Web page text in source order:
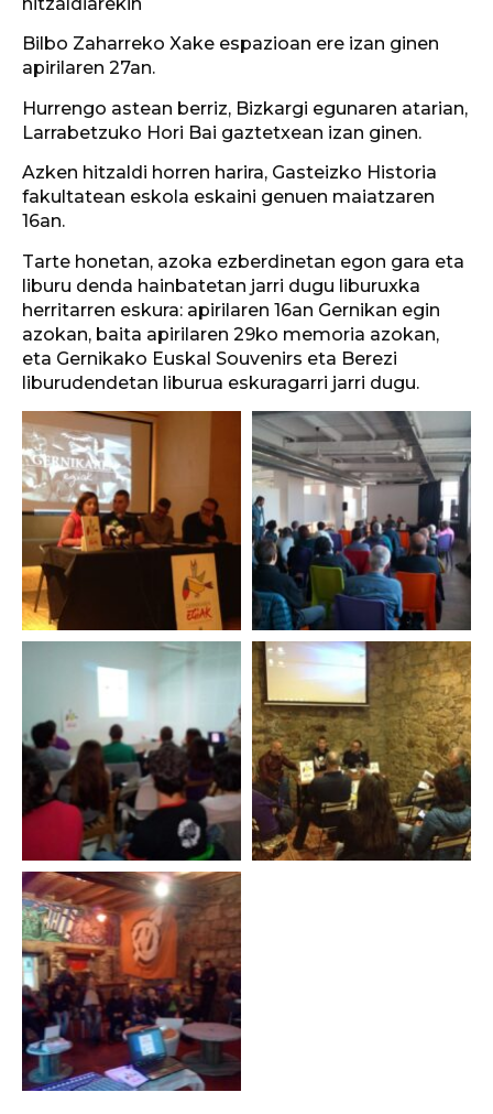
Bilbo Zaharreko Xake espazioan ere izan ginen
apirilaren 27an.
Hurrengo astean berriz, Bizkargi egunaren atarian,
Larrabetzuko Hori Bai gaztetxean izan ginen.
Azken hitzaldi horren harira, Gasteizko Historia
fakultatean eskola eskaini genuen maiatzaren
16an.
Tarte honetan, azoka ezberdinetan egon gara eta
liburu denda hainbatetan jarri dugu liburuxka
herritarren eskura: apirilaren 16an Gernikan egin
azokan, baita apirilaren 29ko memoria azokan,
eta Gernikako Euskal Souvenirs eta Berezi
liburudendetan liburua eskuragarri jarri dugu.